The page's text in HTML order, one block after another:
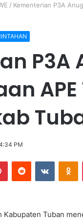
/ Kementerian P3A
P3A
PM
Kabupaten Tuban